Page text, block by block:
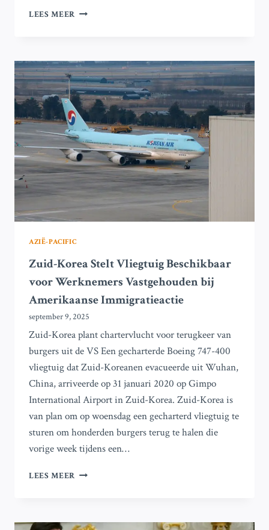
LEES MEER VERENIGDE
QATAR
CREËREN
NIEUWE
HANDELSCORRIDOR
TUSSEN
DE
GOLF
EN
AZIË
IN
HISTORISCHE
OVEREENKOMST
KOREA
AZIË-PACIFIC
Zuid-Korea Stelt Vliegtuig Beschikbaar
voor Werknemers Vastgehouden bij
Amerikaanse Immigratieactie
september 9, 2025
Zuid-Korea plant chartervlucht voor terugkeer van
burgers uit de VS Een gecharterde Boeing 747-400
vliegtuig dat Zuid-Koreanen evacueerde uit Wuhan,
China, arriveerde op 31 januari 2020 op Gimpo
International Airport in Zuid-Korea. Zuid-Korea is
van plan om op woensdag een gecharterd vliegtuig te
sturen om honderden burgers terug te halen die
vorige week tijdens een…
LEES MEER ZUID-
BESCHIKBAAR